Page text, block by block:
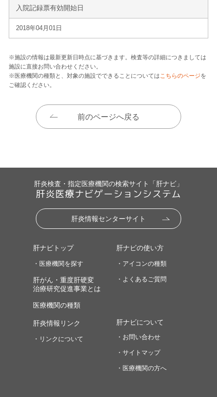
入院記録票有効開始日
2018年04月01日
※施設の情報は最新更新日時点に基づきます。検査等の詳細につきましては
施設に直接お問い合わせください。
※医療機関の種類と、対象の施設でできることについてはこちらのページを
ご確認ください。
前のページへ戻る
肝炎検査・指定医療機関の検索サイト「肝ナビ」
肝炎医療ナビゲーションシステム
肝炎情報センターサイト
肝ナビトップ
・医療機関を探す
肝がん・重度肝硬変
治療研究促進事業とは
医療機関の種類
肝ナビの使い方
・アイコンの種類
・よくあるご質問
肝炎情報リンク
・リンクについて
肝ナビについて
・お問い合わせ
・サイトマップ
・医療機関の方へ